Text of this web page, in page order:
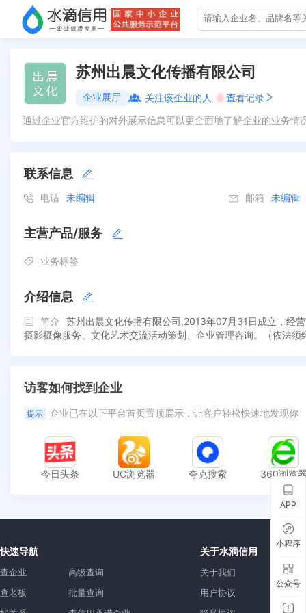
苏州出晨文化传播有限公司
企业展厅 关注该企业的人 0 查看记录
通过企业官方维护的对外展示信息可以更全面地了解企业的业务
联系信息
电话 未编辑 邮箱 未编辑
主营产品/服务
业务标签
介绍信息
简介
苏州出晨文化传播有限公司,2013年07月31日成立，经
摄影摄像服务、文化艺术交流活动策划、企业管理咨询。（依法
访客如何找到企业
提示 企业已在以下平台首页置顶展示，让客户轻松快速地发现你
今日头条 UC浏览器 夸克搜索 360浏览
快速导航
查企业
查老板
高级查询
批量查询
关于水滴信用
关于我们
用户协议
APP
小程序
公众号